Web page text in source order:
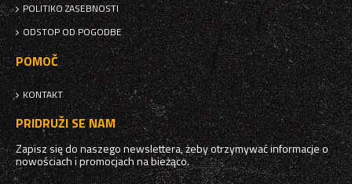
POLITIKO ZASEBNOSTI
ODSTOP OD POGODBE
POMOČ
KONTAKT
PRIDRUŽI SE NAM
Zapisz się do naszego newslettera, żeby otrzymywać informacje o
nowościach i promocjach na bieżąco.